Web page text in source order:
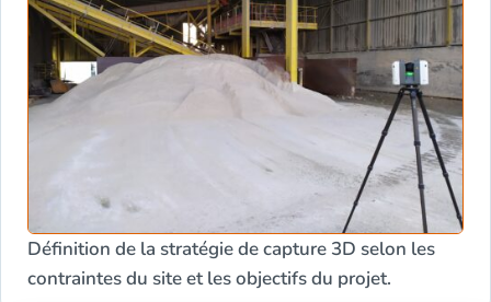
Définition de la stratégie de capture 3D selon les
contraintes du site et les objectifs du projet.